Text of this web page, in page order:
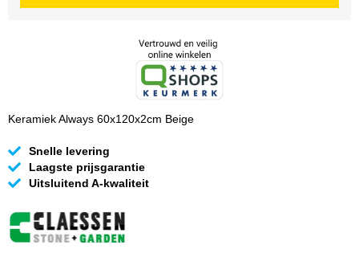
Keramiek Always 60x120x2cm Beige
Snelle levering
Laagste prijsgarantie
Uitsluitend A-kwaliteit